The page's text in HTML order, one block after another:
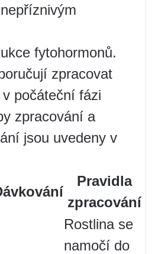
fytohormonů.
zpracovat
počáteční fázi
zpracování a
jsou uvedeny v
Pravidla
zpracování
Rostlina se
namočí do